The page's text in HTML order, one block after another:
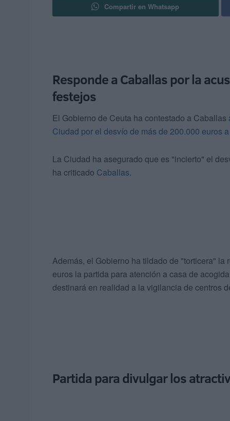
Compartir en Whatsapp
Responde a Caballas por la
festejos
El Gobierno de Ceuta ha contestado a Caballas
Ciudad por el desvío de más de 200.000 euros
La Ciudad ha asegurado que es "incierto" el
ha criticado Caballas.
Además, el Gobierno ha tildado de "torticera"
euros la partida para atención a casa de
destinará en realidad a la vigilancia de centros
Partida para divulgar los